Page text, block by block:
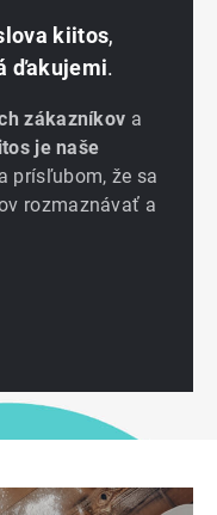
kiitos,
ďakujemi.
zákazníkov a
je naše
a prísľubom, že sa
rozmaznávať a